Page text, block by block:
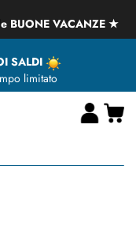
BUONE VACANZE ★
SALDI
limitato